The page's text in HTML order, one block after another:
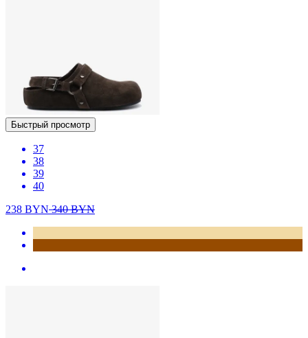
Быстрый просмотр
37
38
39
40
238 BYN340BYN